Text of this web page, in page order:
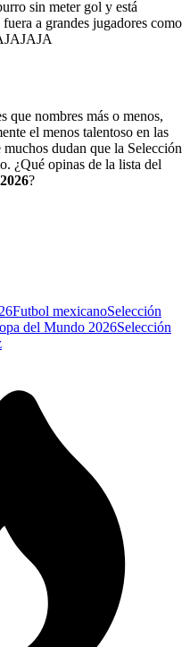
sin meter gol y está
a grandes jugadores como
que nombres más o menos,
el menos talentoso en las
dudan que la Selección
¿Qué opinas de la lista del
?
Futbol mexicanoSelección
del Mundo 2026Selección